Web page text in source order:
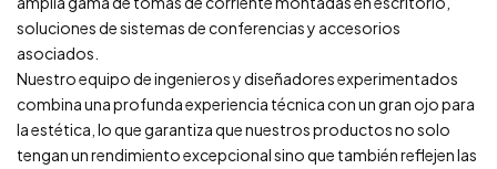
soluciones de sistemas de conferencias y accesorios
asociados.
Nuestro equipo de ingenieros y diseñadores experimentados
combina una profunda experiencia técnica con un gran ojo para
la estética, lo que garantiza que nuestros productos no solo
tengan un rendimiento excepcional sino que también reflejen las